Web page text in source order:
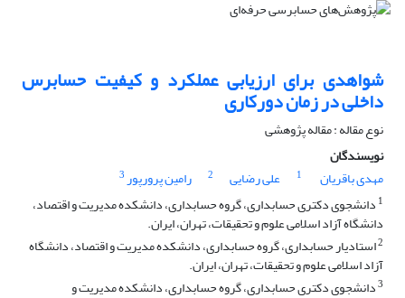
شواهدی برای ارزیابی عملکرد و کیفیت حسابرس
داخلی در زمان دورکاری
نوع مقاله : مقاله پژوهشی
نویسندگان
مهدی باقریان
1 علی رضایی 2 رامین پرورپور3
1 دانشجوی دکتری حسابداری، گروه حسابداری، دانشکده مدیریت و اقتصاد،
دانشگاه آزاد اسلامی علوم و تحقیقات، تهران، ایران.
2استادیار حسابداری، گروه حسابداری، دانشکده مدیریت و اقتصاد، دانشگاه
آزاد اسلامی علوم و تحقیقات، تهران، ایران.
3دانشجوی دکتری حسابداری، گروه حسابداری، دانشکده مدیریت و